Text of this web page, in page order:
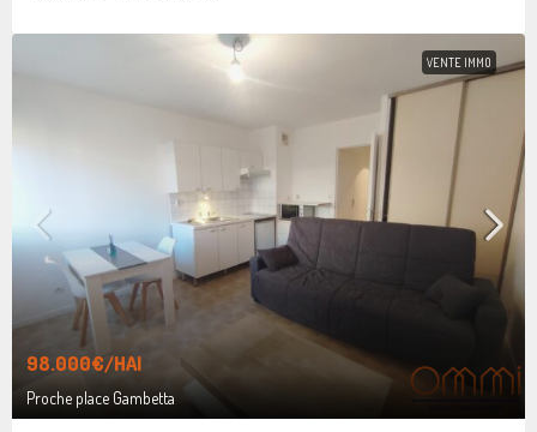
VENTE IMMO
98.000€/HAI
Proche place Gambetta